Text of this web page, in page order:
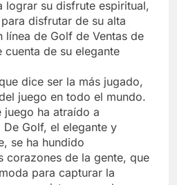
lograr su disfrute espiritual,
disfrutar de su alta
línea de Golf de Ventas de
cuenta de su elegante
dice ser la más jugado,
juego en todo el mundo.
juego ha atraído a
De Golf, el elegante y
se ha hundido
corazones de la gente, que
para capturar la